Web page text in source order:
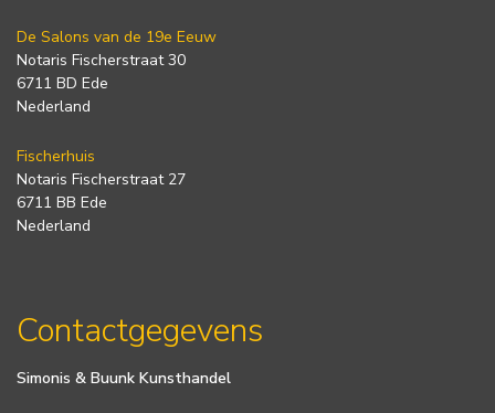
De Salons van de 19e Eeuw
Notaris Fischerstraat 30
6711 BD Ede
Nederland
Fischerhuis
Notaris Fischerstraat 27
6711 BB Ede
Nederland
Contactgegevens
Simonis & Buunk Kunsthandel